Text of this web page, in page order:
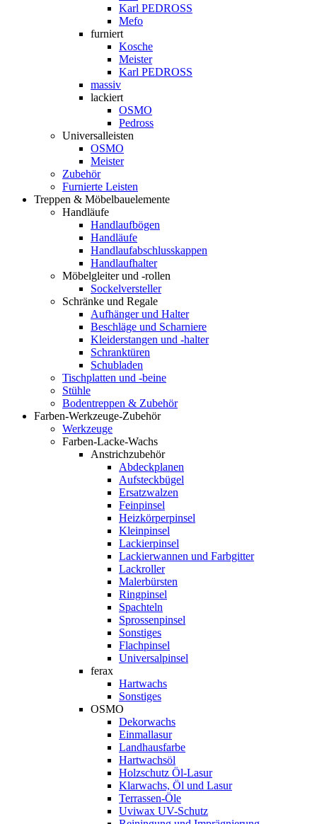
Karl PEDROSS
Mefo
furniert
Kosche
Meister
Karl PEDROSS
massiv
lackiert
OSMO
Pedross
Universalleisten
OSMO
Meister
Zubehör
Furnierte Leisten
Treppen & Möbelbauelemente
Handläufe
Handlaufbögen
Handläufe
Handlaufabschlusskappen
Handlaufhalter
Möbelgleiter und -rollen
Sockelversteller
Schränke und Regale
Aufhänger und Halter
Beschläge und Scharniere
Kleiderstangen und -halter
Schranktüren
Schubladen
Tischplatten und -beine
Stühle
Bodentreppen & Zubehör
Farben-Werkzeuge-Zubehör
Werkzeuge
Farben-Lacke-Wachs
Anstrichzubehör
Abdeckplanen
Aufsteckbügel
Ersatzwalzen
Feinpinsel
Heizkörperpinsel
Kleinpinsel
Lackierpinsel
Lackierwannen und Farbgitter
Lackroller
Malerbürsten
Ringpinsel
Spachteln
Sprossenpinsel
Sonstiges
Flachpinsel
Universalpinsel
ferax
Hartwachs
Sonstiges
OSMO
Dekorwachs
Einmallasur
Landhausfarbe
Hartwachsöl
Holzschutz Öl-Lasur
Klarwachs, Öl und Lasur
Terrassen-Öle
Uviwax UV-Schutz